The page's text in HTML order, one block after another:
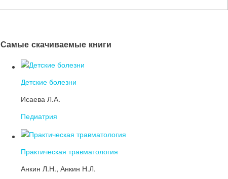
Самые скачиваемые книги
Детские болезни
Исаева Л.А.
Педиатрия
Практическая травматология
Анкин Л.Н., Анкин Н.Л.